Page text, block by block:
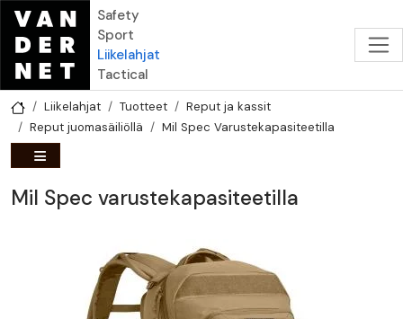
Hyppää pääsisältöön
Safety
Sport
Liikelahjat
Tactical
Liikelahjat Tuotteet
Reput ja kassit
Reput juomasäiliöllä
Mil Spec Varustekapasiteetilla
Mil Spec varustekapasiteetilla